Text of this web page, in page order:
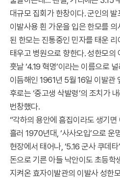
대규모 집회가 한창이다. 군인의
이발사용 흰 가운을 입은 한모를
된 한모는 진통중인 민자를 태운
태우고 병원으로 향한다. 성한모의
훗날 ‘4.19 혁명’이라는 이름으로
이듬해인 1961년 5월 16일 이발관
후로는 ‘중고생 삭발령’의 조치가
번창했다.
“각하의 용안에 흠집이라도 생기
흘러 1970년대, ‘사사오입’으로 운
현장에서 태어나, ‘5.16 군사 쿠데
돈으로 기른 아들 낙안이도 초등학
지켜온 효자이발관의 이발사 성한